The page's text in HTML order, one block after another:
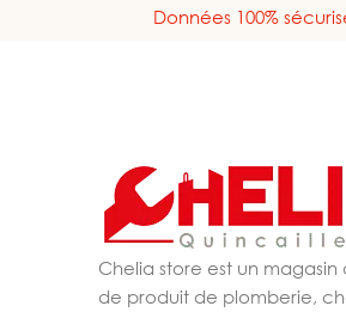
Données 100%
Chelia store est un magasin
de produit de plomberie,